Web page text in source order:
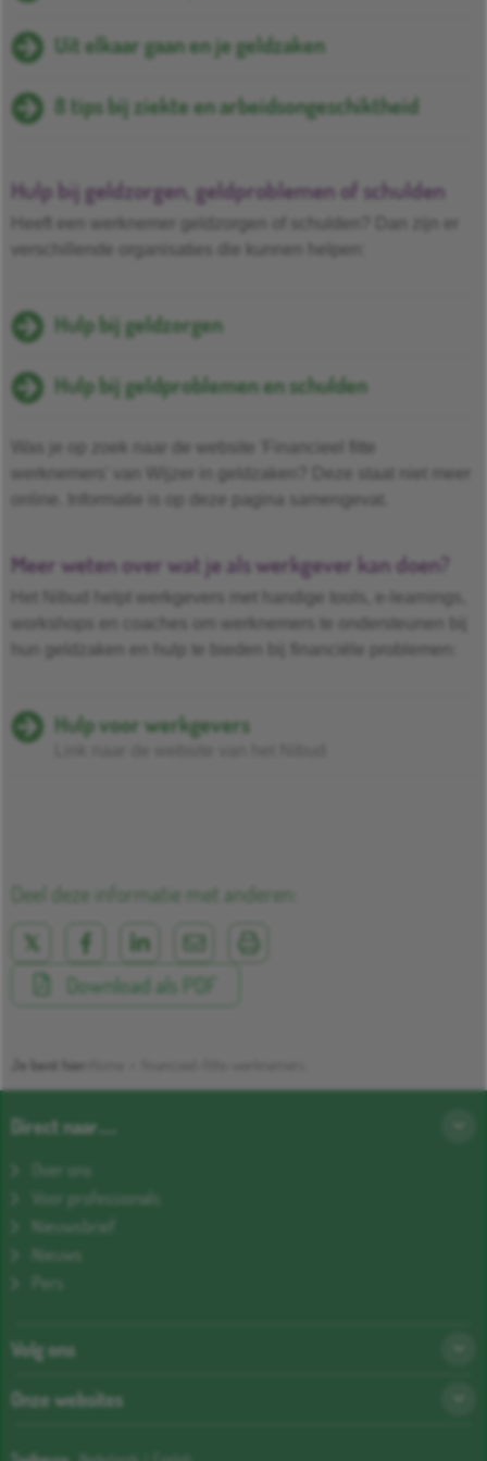
Uit elkaar gaan en je geldzaken
8 tips bij ziekte en arbeidsongeschiktheid
Hulp bij geldzorgen, geldproblemen of schulden
Heeft een werknemer geldzorgen of schulden? Dan zijn er
Hulp bij geldzorgen
Hulp bij geldproblemen en schulden
werknemers' van Wijzer in geldzaken? Deze staat niet meer
online. Informatie is op deze pagina samengevat.
Meer weten over wat je als werkgever kan doen?
Het Nibud helpt werkgevers met handige tools, e-learnings,
workshops en coaches om werknemers te ondersteunen bij
hun geldzaken en hulp te bieden bij financiële problemen:
Hulp voor werkgevers
Deel deze informatie met anderen:
Download als PDF
Je bent hier:
Direct naar…
Over ons
Voor professionals
Nieuwsbrief
Nieuws
Pers
Volg ons
Onze websites